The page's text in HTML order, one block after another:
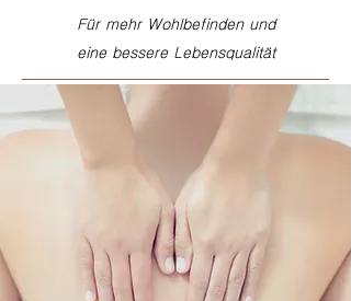
Für mehr Wohlbefinden und
eine bessere Lebensqualität